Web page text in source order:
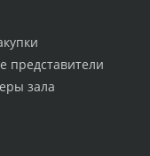
представители
зала